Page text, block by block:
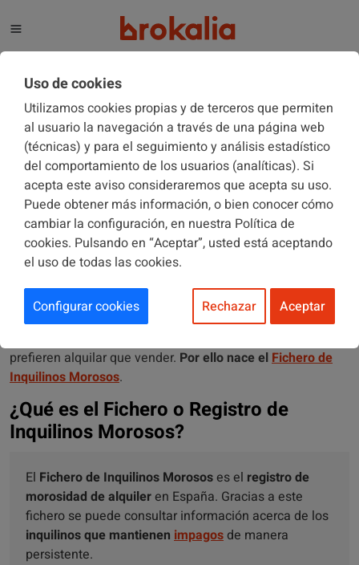
El blog de Brokalia
COMUNIDADES DE PROPIETARIOS 04/10/2018
Qué es el Fichero de Inquilinos
Morosos y para qué sirve
Cada día más personas optan porvivir de alquileren lugar
prefieren alquilar que vender. Por ello nace elFichero de
Inquilinos Morosos.
¿Qué es el Fichero o Registro de
Inquilinos Morosos?
El Fichero de Inquilinos Morososes el registro de
morosidad de alquileren España. Gracias a este
fichero se puede consultar información acerca de los
inquilinos que mantienen impagos de manera
persistente.
Uso de cookies
Utilizamos cookies propias y de terceros que permiten
al usuario la navegación a través de una página web
(técnicas) y para el seguimiento y análisis estadístico
del comportamiento de los usuarios (analíticas). Si
acepta este aviso consideraremos que acepta su uso.
Puede obtener más información, o bien conocer cómo
cambiar la configuración, en nuestra Política de
cookies. Pulsando en “Aceptar”, usted está aceptando
el uso de todas las cookies.
Configurar cookies Rechazar Aceptar